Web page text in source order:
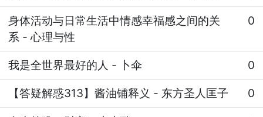
身体活动与日常生活中情感幸福感之间的关
系 - 心理与性
0
我是全世界最好的人 - 卜伞 0
【答疑解惑313】酱油铺释义 - 东方圣人匡子 0